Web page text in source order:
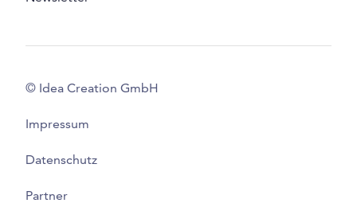
© Idea Creation GmbH
Impressum
Datenschutz
Partner